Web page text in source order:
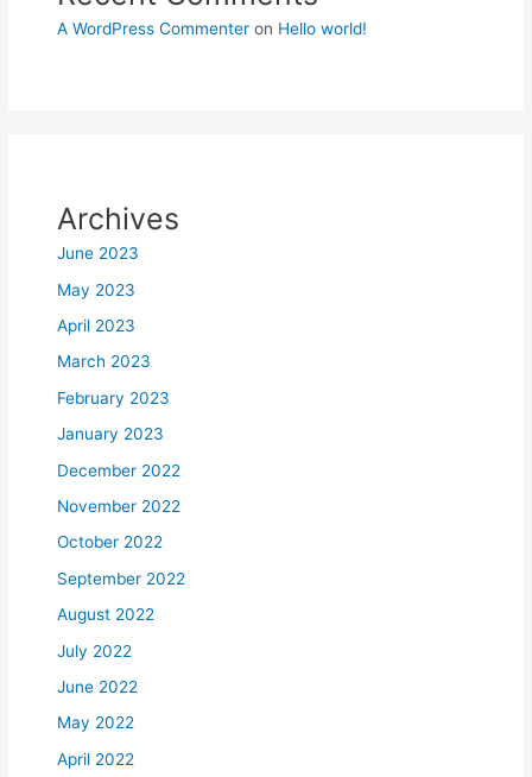
A WordPress Commenter on Hello world!
Archives
June 2023
May 2023
April 2023
March 2023
February 2023
January 2023
December 2022
November 2022
October 2022
September 2022
August 2022
July 2022
June 2022
May 2022
April 2022